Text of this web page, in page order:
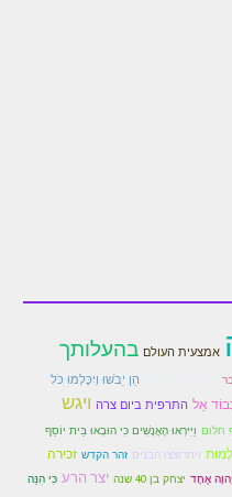
אמצעית העולם בהעלותך
הֵן יֵבֹשׁוּ וְיִכָּלְמוּ כֹּל
אֵל התרפית ביום צרה ויגש
חלום וַיִּירְאוּ הָאֲנָשִׁים כִּי הוּבְאוּ בֵּית יוֹסֵף
ויתרוצצו הבנים זהר הקדש זכירה
יְהוָה אֶחָד יצחק בן 40 שנה יצר הרע כִּי הִנֵּה